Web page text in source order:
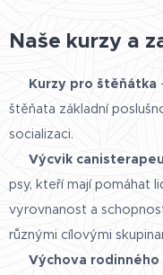
Naše kurzy a
Kurzy pro štěňátka
štěňata základní
socializaci.
Výcvik
psy, kteří mají pomáhat
vyrovnanost a
různými cílovými
Výchova rodinného